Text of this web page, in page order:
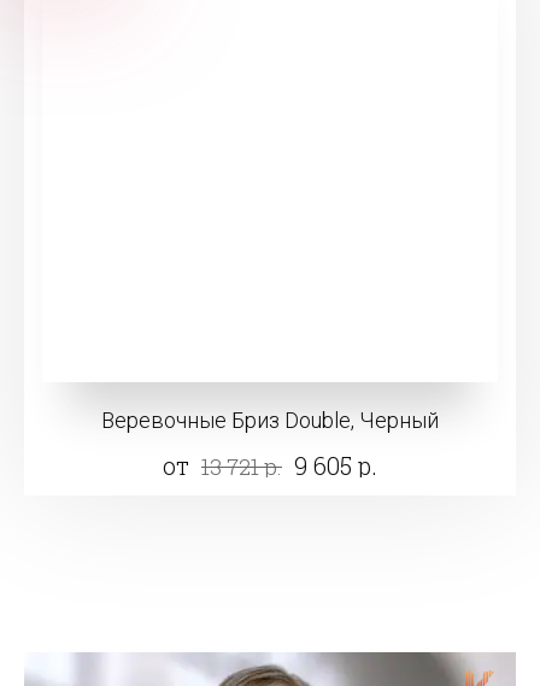
Веревочные Бриз Double, Черный
от 13 721 р. 9 605 р.